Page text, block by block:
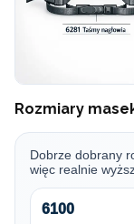
Rozmiary
Dobrze dobrany
więc realnie
6100